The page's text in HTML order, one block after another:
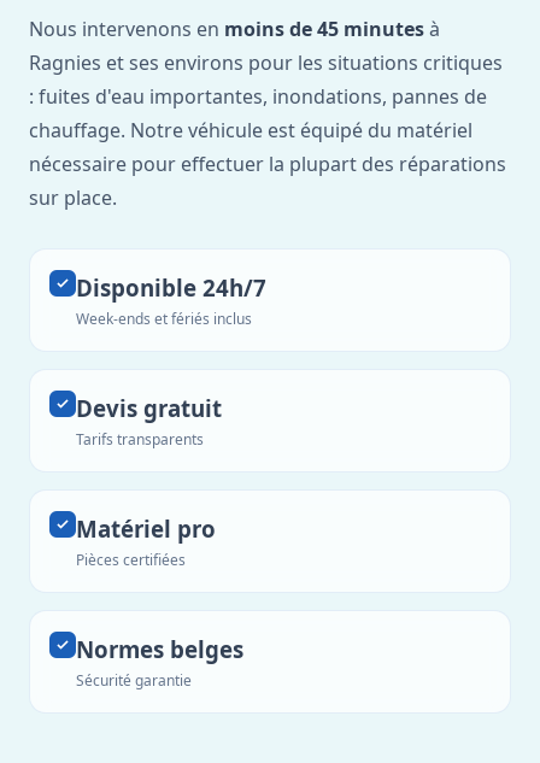
Nous intervenons en moins de 45 minutesà
Ragnies et ses environs pour les situations critiques
: fuites d'eau importantes, inondations, pannes de
chauffage. Notre véhicule est équipé du matériel
nécessaire pour effectuer la plupart des réparations
sur place.
Disponible 24h/7
Week-ends et fériés inclus
Devis gratuit
Tarifs transparents
Matériel pro
Pièces certifiées
Normes belges
Sécurité garantie